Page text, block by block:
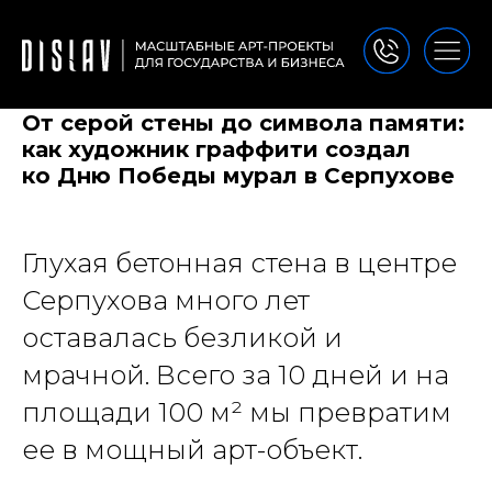
От серой стены до символа памяти:
как художник граффити создал
ко Дню Победы мурал в Серпухове
Глухая бетонная стена в центре
Серпухова много лет
оставалась безликой и
мрачной. Всего за 10 дней и на
площади 100 м² мы превратим
ее в мощный арт-объект.